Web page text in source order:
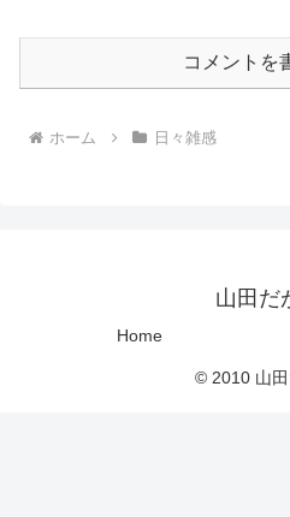
コメントを
ホーム 日々雑感
山田だ
Home
© 2010 山田